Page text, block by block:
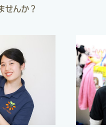
せんか？